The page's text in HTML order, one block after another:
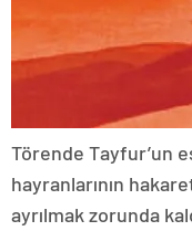
Törende Tayfur’un
hayranlarının
ayrılmak zorunda